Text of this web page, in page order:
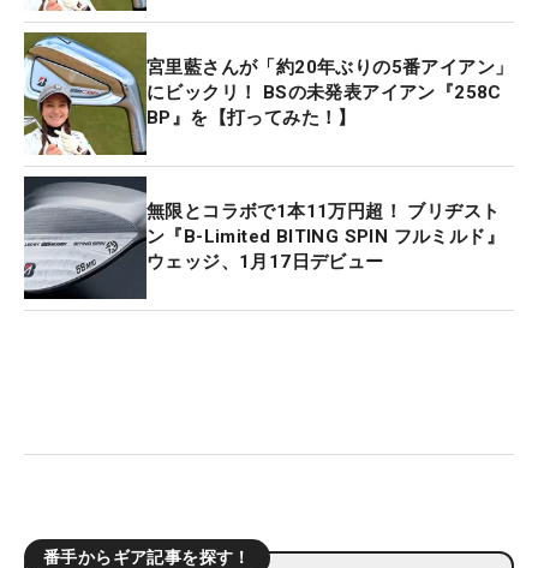
宮里藍さんが「約20年ぶりの5番アイアン」
にビックリ！ BSの未発表アイアン『258C
BP』を【打ってみた！】
無限とコラボで1本11万円超！ ブリヂスト
ン『B-Limited BITING SPIN フルミルド』
ウェッジ、1月17日デビュー
番手からギア記事を探す！